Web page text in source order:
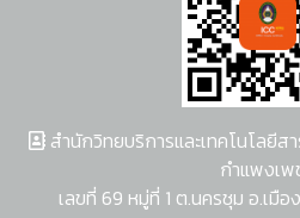
สำนักวิทยบริการและเทคโนโลยีส
กำแพงเพ
เลขที่ 69 หมู่ที่ 1 ต.นครชุม อ.เมื